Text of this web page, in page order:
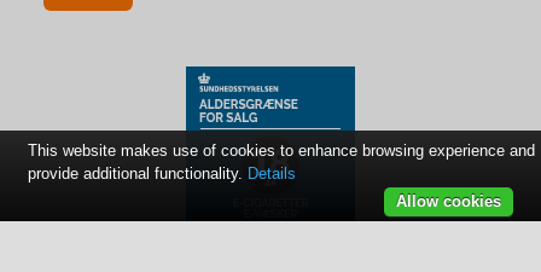
This website makes use of cookies to enhance browsing experience and
provide additional functionality. Details
Allow cookies